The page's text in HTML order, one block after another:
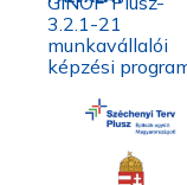
3.2.1-21
munkavállalói
képzési